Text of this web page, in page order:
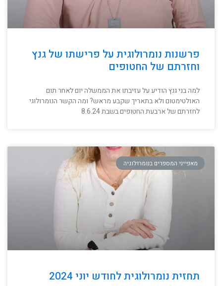
פרשנות נומרולוגית על פרישתו של גנץ
וחזרתם של החטופים
למה בני גנץ הודיע על עזיבתו את הממשלה יום לאחר תום
האולטימטום ולא בתאריך שקבע מראש? ומה הקשר הנומרולוגי
לחזרתם של ארבעת החטופים בשבת 8.6.24
מאפייני המספרים בנומרולוגיה
תחזית נומרולוגית לחודש יוני 2024